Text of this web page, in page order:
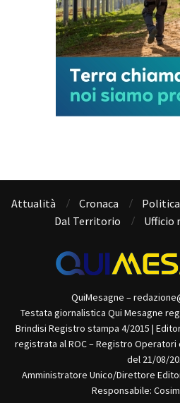
Attualità Cronaca Politica
Dal Territorio
Ufficio
QuiMesagne –
Testata giornalistica Qui Mesagne
Brindisi Registro stampa 4/2015 |
registrata al ROC – Registro Operatori
del 21/08/
Amministratore Unico/Direttore
Responsabile: